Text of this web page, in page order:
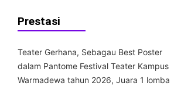
Prestasi
Teater Gerhana, Sebagau Best Poster
dalam Pantome Festival Teater Kampus
Warmadewa tahun 2026, Juara 1 lomba